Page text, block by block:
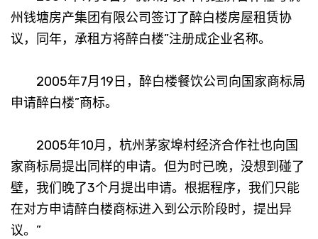
州钱塘房产集团有限公司签订了醉白楼房屋租赁协
议，同年，承租方将醉白楼”注册成企业名称。
2005年7月19日，醉白楼餐饮公司向国家商标局
申请醉白楼”商标。
2005年10月，杭州茅家埠村经济合作社也向国
家商标局提出同样的申请。但为时已晚，没想到碰了
壁，我们晚了3个月提出申请。根据程序，我们只能
在对方申请醉白楼商标进入到公示阶段时，提出异
议。”